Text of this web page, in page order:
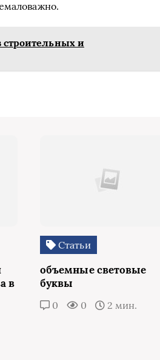
и
в
Статьи
объемные световые
буквы
0 0 2 мин.